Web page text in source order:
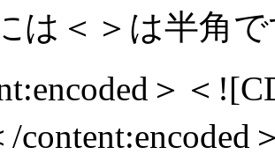
は＜＞は半角
＞＜
content:encoded